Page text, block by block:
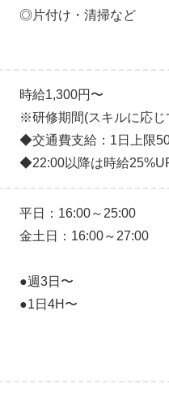
◎片付け・清掃など
細かいルールなど全くあ
髪型･髪色、髭、ネイル
長い期間働いてくれるス
やる気がある方のご応募
時給1,300円〜
※研修期間(スキルに応じ
◆交通費支給：1日上限
◆22:00以降は時給
平日：16:00～25:00
金土日：16:00～27:00
●週3日〜
●1日4H〜